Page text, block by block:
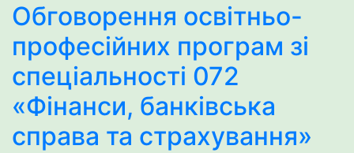
Обговорення освітньо-
професійних програм зі
спеціальності 072
«Фінанси, банківська
справа та страхування»